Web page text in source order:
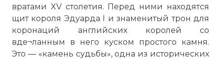
вратами XV столетия. Перед ними находятся
щит короля Эдуарда I и знаменитый трон для
коронаций английских королей со
вде¬ланным в него куском простого камня.
Это — «камень судьбы», одна из исторических